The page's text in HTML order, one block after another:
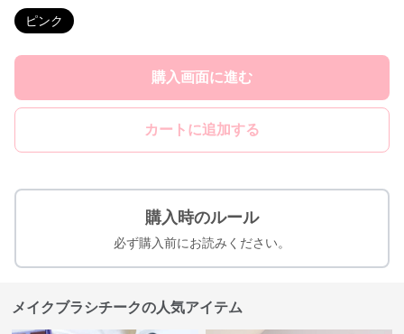
ピンク
購入画面に進む
カートに追加する
購入時のルール
必ず購入前にお読みください。
メイクブラシチークの人気アイテム